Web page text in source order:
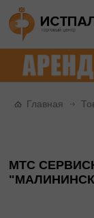
Главная
МТС